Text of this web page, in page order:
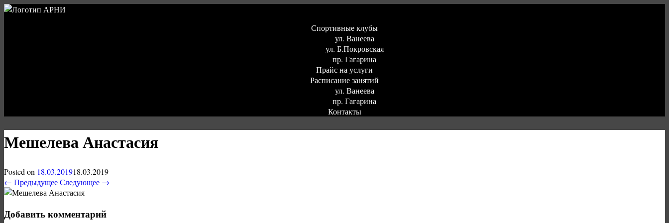
Спортивные клубы
ул. Ванеева
ул. Б.Покровская
пр. Гагарина
Прайс на услуги
Расписание занятий
ул. Ванеева
пр. Гагарина
Контакты
Мешелева Анастасия
Posted on 18.03.201918.03.2019
← ПредыдущееСледующее →
Добавить комментарий